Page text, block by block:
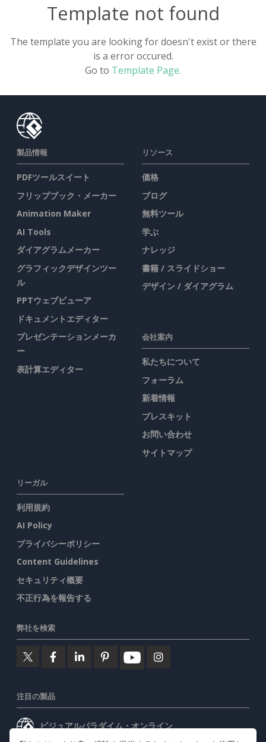
Personal Learning (8)
Sports & Health (5)
Technology & Science (10)
Template not found
The template you are looking for doesn't exist or there
is a error occured.
Go to Template Page.
製品情報
PDFツールスイート
フリップブック・メーカー
Animation Maker
AI Tools
ダイアグラムメーカー
グラフィックデザインツー
ル
PPTウェブビューア
ドキュメントエディター
プレゼンテーションメーカ
ー
表計算エディター
リソース
価格
ブログ
無料ツール
学ぶ
ナレッジ
書籍 / スライドショー
デザイン / ダイアグラム
会社案内
私たちについて
フォーラム
新着情報
プレスキット
お問い合わせ
サイトマップ
リーガル
利用規約
AI Policy
プライバシーポリシー
Content Guidelines
セキュリティ概要
不正行為を報告する
弊社を検索
注目の製品
ビジュアルパラダイム・オンライン